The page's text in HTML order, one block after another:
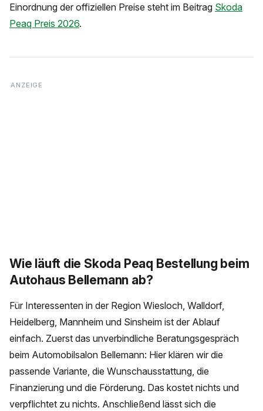
Einordnung der offiziellen Preise steht im Beitrag Skoda
Peaq Preis 2026.
Wie läuft die Skoda Peaq Bestellung beim
Autohaus Bellemann ab?
Für Interessenten in der Region Wiesloch, Walldorf,
Heidelberg, Mannheim und Sinsheim ist der Ablauf
einfach. Zuerst das unverbindliche Beratungsgespräch
beim Automobilsalon Bellemann: Hier klären wir die
passende Variante, die Wunschausstattung, die
Finanzierung und die Förderung. Das kostet nichts und
verpflichtet zu nichts. Anschließend lässt sich die